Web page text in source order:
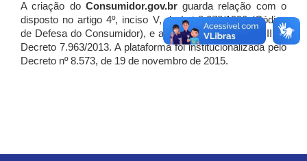
A criação do Consumidor.gov.brguarda relação com o
disposto no artigo 4º, inciso V, da Lei 8.078/1990 (Código
de Defesa do Consumidor), e artigo 7º, incisos I, II e III do
Decreto 7.963/2013. A plataforma foi institucionalizada pelo
Decreto nº 8.573, de 19 de novembro de 2015.